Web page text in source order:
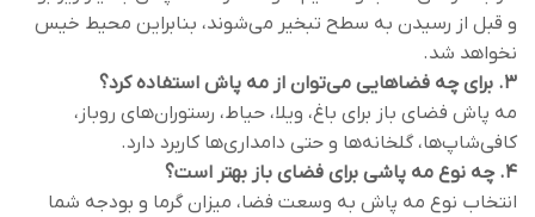
و قبل از رسیدن به سطح تبخیر می‌شوند، بنابراین محیط خیس
نخواهد شد.
۳. برای چه فضاهایی می‌توان از مه‌ پاش استفاده کرد؟
مه‌ پاش فضای باز برای باغ، ویلا، حیاط، رستوران‌های روباز،
کافی‌شاپ‌ها، گلخانه‌ها و حتی دامداری‌ها کاربرد دارد.
۴. چه نوع مه‌ پاشی برای فضای باز بهتر است؟
انتخاب نوع مه‌ پاش به وسعت فضا، میزان گرما و بودجه شما